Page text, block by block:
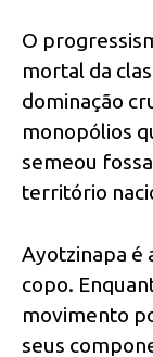
O
mortal da
dominação
monopólios
semeou
território
Ayotzinapa é
copo.
movimento
seus